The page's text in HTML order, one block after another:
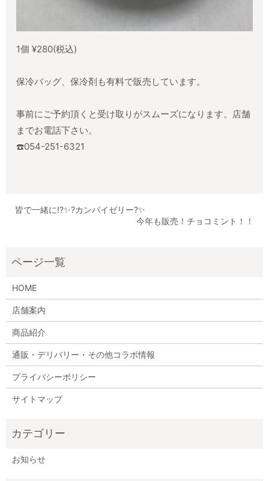
1個 ¥280(税込)
保冷バッグ、保冷剤も有料で販売しています。
事前にご予約頂くと受け取りがスムーズになります。店舗
までお電話下さい。
☎️054-251-6321
皆で一緒に!?✨?カンパイゼリー?✨
今年も販売！チョコミント！！
HOME
店舗案内
商品紹介
通販・デリバリー・その他コラボ情報
プライバシーポリシー
サイトマップ
お知らせ